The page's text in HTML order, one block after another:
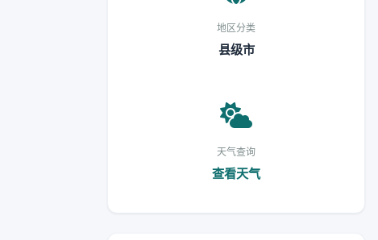
地区分类
县级市
天气查询
查看天气